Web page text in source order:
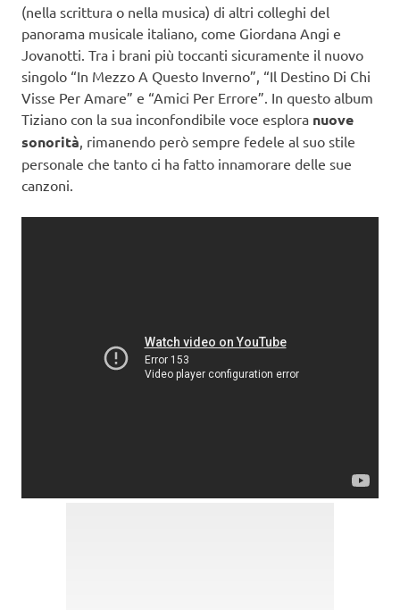
(nella scrittura o nella musica) di altri colleghi del
panorama musicale italiano, come Giordana Angi e
Jovanotti. Tra i brani più toccanti sicuramente il nuovo
singolo “In Mezzo A Questo Inverno”, “Il Destino Di Chi
Visse Per Amare” e “Amici Per Errore”. In questo album
Tiziano con la sua inconfondibile voce esplora nuove
sonorità , rimanendo però sempre fedele al suo stile
personale che tanto ci ha fatto innamorare delle sue
canzoni.